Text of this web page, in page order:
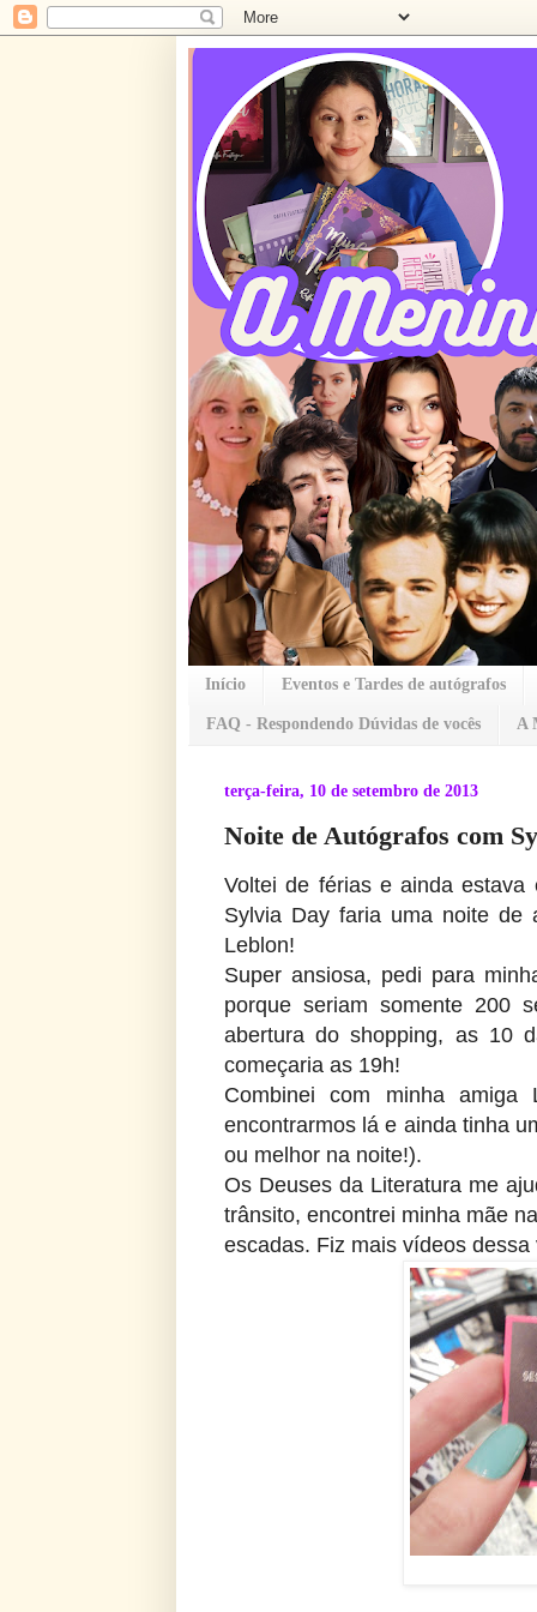
Início Eventos e Tardes de autógrafos
FAQ - Respondendo Dúvidas de vocês A
terça-feira, 10 de setembro de 2013
Noite de Autógrafos com
Voltei de férias e ainda
Sylvia Day faria uma noite de
Leblon!
Super ansiosa, pedi para
porque seriam somente 200
abertura do shopping, as 10
começaria as 19h!
Combinei com minha
encontrarmos lá e ainda tinha
ou melhor na noite!).
Os Deuses da Literatura me
trânsito, encontrei minha mãe
escadas. Fiz mais vídeos